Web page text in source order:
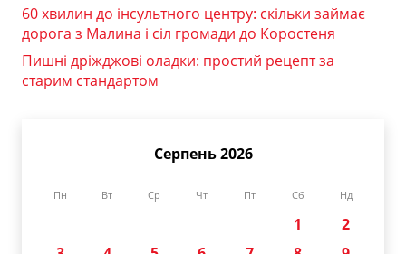
60 хвилин до інсультного центру: скільки займає
дорога з Малина і сіл громади до Коростеня
Пишні дріжджові оладки: простий рецепт за
старим стандартом
Серпень 2026
Пн Вт Ср Чт Пт Сб Нд
1
2